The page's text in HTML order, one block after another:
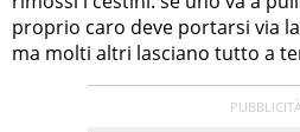
proprio caro deve portarsi via
ma molti altri lasciano tutto a